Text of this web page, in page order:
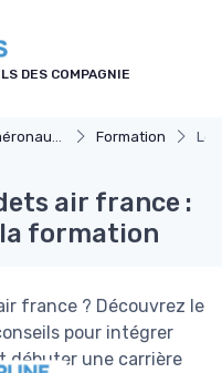
DES COMPAGNIE
Formation Le
air france :
formation
france ? Découvrez le
pour intégrer
débuter une carrière